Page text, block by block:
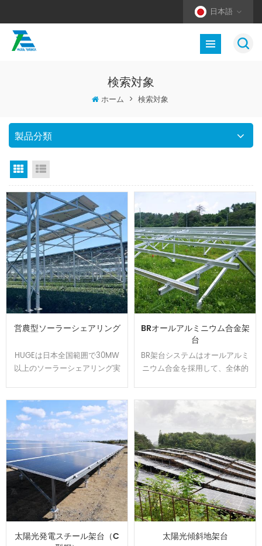
日本語
検索対象
ホーム > 検索対象
製品分類
グリッドビュー
営農型ソーラーシェアリング
HUGEは日本全国範囲で30MW
以上のソーラーシェアリング実
発して、太陽光パネルの影が夏
の高温から作物や耕作者を守り
ます。農地資源の有効活用と経
済収益をアップするのはお客様
から良い評判を貰いました。
BRオールアルミニウム合金架
台
BR架台システムはオールアルミ
ニウム合金を採用して、全体的
ンに取り付けられます、太陽光
発電システムを設置する時間と
コストは節約できます。アルミ
表面は陽極処理で、耐食性が強
くて、太陽光架台は悪質な環境
で長い使用寿命を確保できま
す。
太陽光発電スチール架台（C
太陽光傾斜地架台